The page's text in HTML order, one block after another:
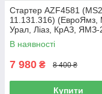
Стартер AZF4581
11.131.316) (ЕвроЯмз,
Урал, Ліаз, КрАЗ, ЯМЗ-
ЯМЗ-238) 24В, 5.5 Квт,
В наявності
7 980 ₴ 8 400 ₴
Купити